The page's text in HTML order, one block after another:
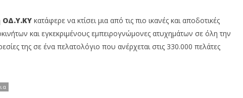
ΟΔ.Υ.ΚΥκατάφερε να κτίσει μια από τις πιο ικανές και αποδοτικές
και εγκεκριμένους εμπειρογνώμονες ατυχημάτων σε όλη την
της σε ένα πελατολόγιο που ανέρχεται στις 330.000 πελάτες